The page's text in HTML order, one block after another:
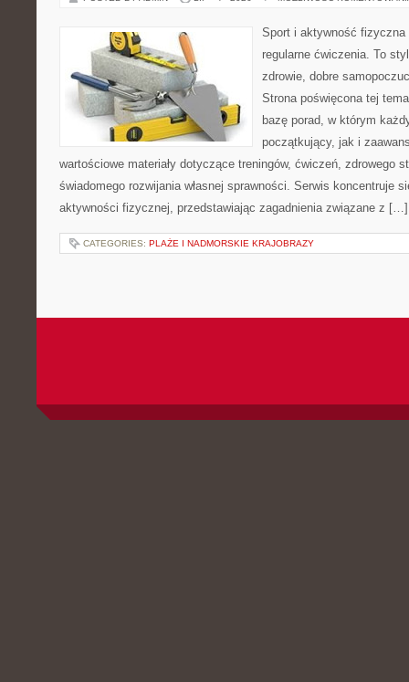
Sport i aktywność
regularne ćwiczenia. To
zdrowie, dobre
Strona poświęcona tej
bazę porad, w którym
początkujący, jak i
wartościowe materiały dotyczące treningów, ćwiczeń, zdrowego
świadomego rozwijania własnej sprawności. Serwis koncentruje
aktywności fizycznej, przedstawiając zagadnienia związane z […]
CATEGORIES: PLAŻE I NADMORSKIE KRAJOBRAZY